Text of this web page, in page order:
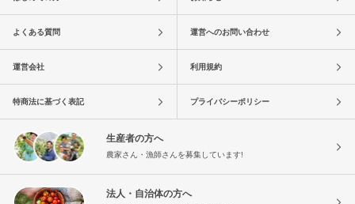
よくある質問 運営へのお問い合わせ
運営会社 利用規約
特商法に基づく表記 プライバシーポリシー
生産者の方へ
農家さん・漁師さんを募集しています!
法人・自治体の方へ